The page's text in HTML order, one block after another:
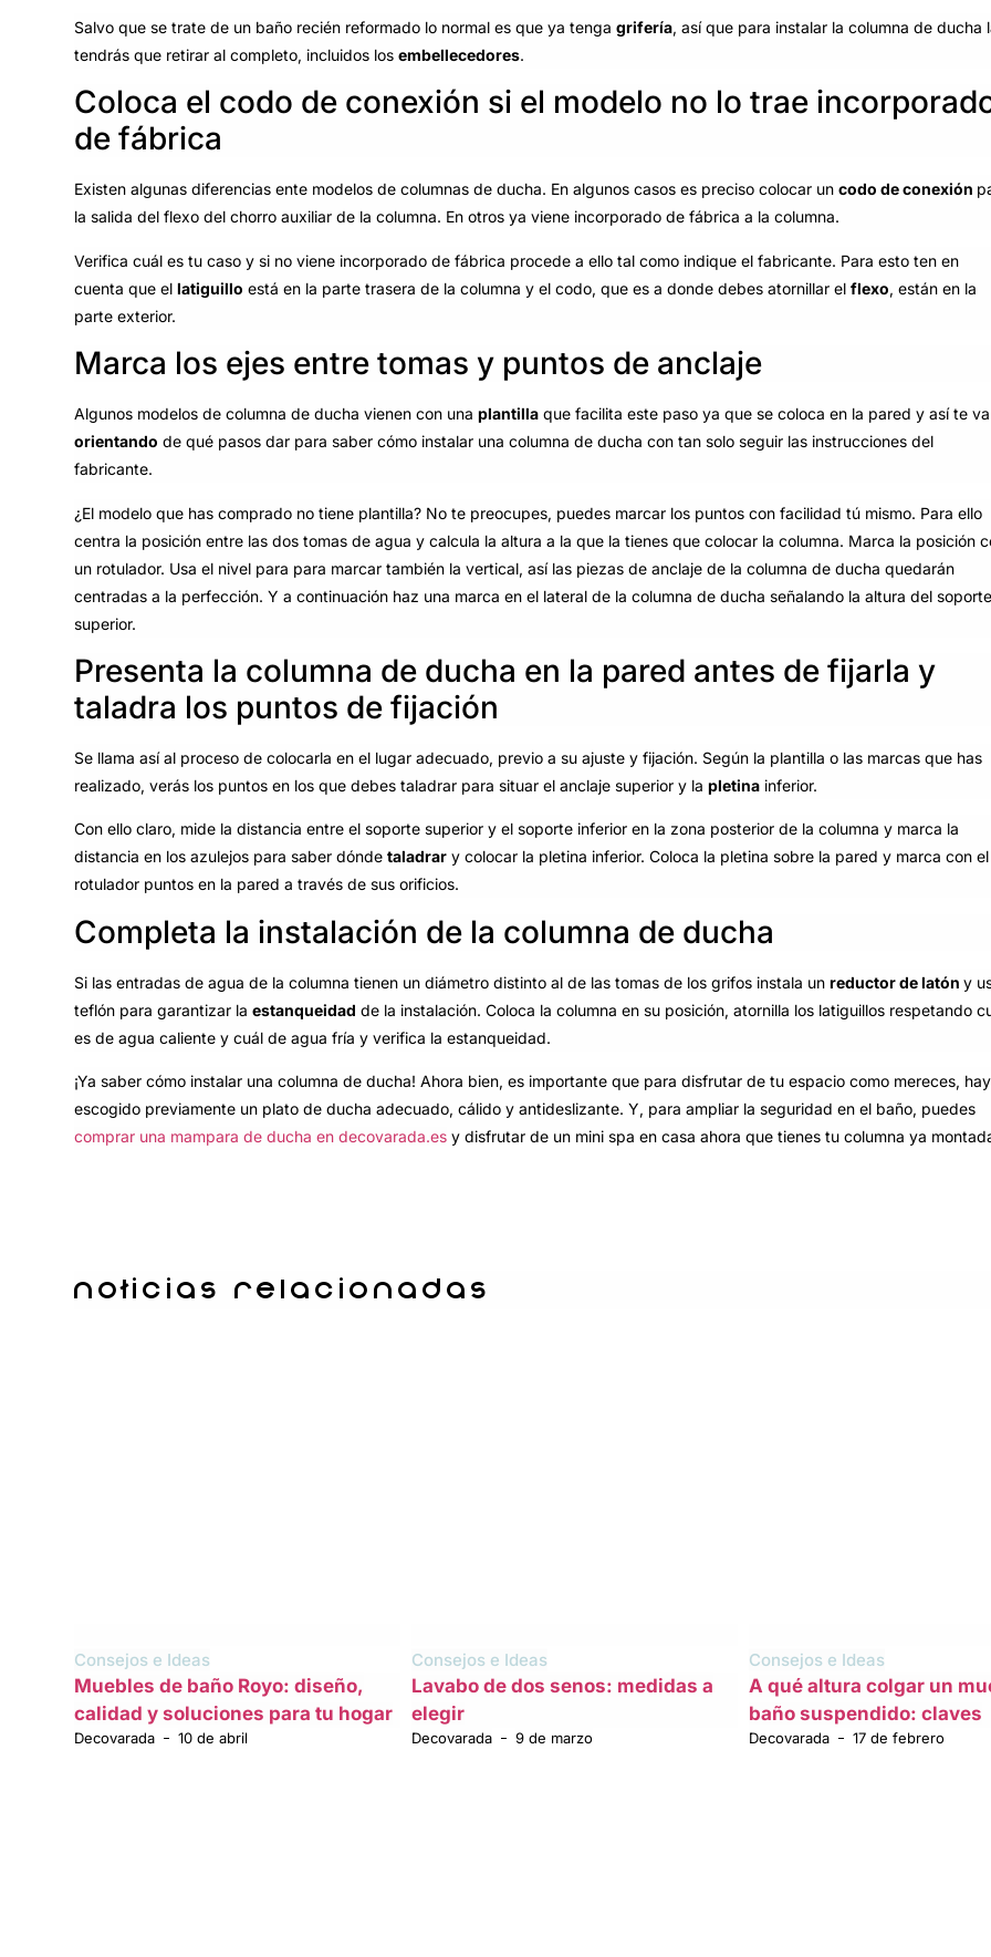
Salvo que se trate de un baño recién reformado lo normal es que ya tengagrifería, así que para instalar la columna de ducha
tendrás que retirar al completo, incluidos losembellecedores.
Coloca el codo de conexión si el modelo no lo trae
de fábrica
Existen algunas diferencias ente modelos de columnas de ducha. En algunos casos es preciso colocar uncodo de conexión
la salida del flexo del chorro auxiliar de la columna. En otros ya viene incorporado de fábrica a la columna.
Verifica cuál es tu caso y si no viene incorporado de fábrica procede a ello tal como indique el fabricante. Para esto ten en
cuenta que ellatiguillo está en la parte trasera de la columna y el codo, que es a donde debes atornillar elflexo, están en la
parte exterior.
Marca los ejes entre tomas y puntos de anclaje
Algunos modelos de columna de ducha vienen con unaplantilla que facilita este paso ya que se coloca en la pared y así te va
orientando de qué pasos dar para saber cómo instalar una columna de ducha con tan solo seguir las instrucciones del
fabricante.
¿El modelo que has comprado no tiene plantilla? No te preocupes, puedes marcar los puntos con facilidad tú mismo. Para ello
centra la posición entre las dos tomas de agua y calcula la altura a la que la tienes que colocar la columna. Marca la posición
un rotulador. Usa el nivel para para marcar también la vertical, así las piezas de anclaje de la columna de ducha quedarán
centradas a la perfección. Y a continuación haz una marca en el lateral de la columna de ducha señalando la altura del soporte
superior.
Presenta la columna de ducha en la pared antes de fijarla y
taladra los puntos de fijación
Se llama así al proceso de colocarla en el lugar adecuado, previo a su ajuste y fijación. Según la plantilla o las marcas que has
realizado, verás los puntos en los que debes taladrar para situar el anclaje superior y lapletina inferior.
Con ello claro, mide la distancia entre el soporte superior y el soporte inferior en la zona posterior de la columna y marca la
distancia en los azulejos para saber dóndetaladrar y colocar la pletina inferior. Coloca la pletina sobre la pared y marca con el
rotulador puntos en la pared a través de sus orificios.
Completa la instalación de la columna de ducha
Si las entradas de agua de la columna tienen un diámetro distinto al de las tomas de los grifos instala unreductor de latóny
teflón para garantizar laestanqueidad de la instalación. Coloca la columna en su posición, atornilla los latiguillos respetando
es de agua caliente y cuál de agua fría y verifica la estanqueidad.
¡Ya saber cómo instalar una columna de ducha! Ahora bien, es importante que para disfrutar de tu espacio como mereces,
escogido previamente un plato de ducha adecuado, cálido y antideslizante. Y, para ampliar la seguridad en el baño, puedes
comprar una mampara de ducha en decovarada.es y disfrutar de un mini spa en casa ahora que tienes tu columna ya
Noticias relacionadas
Consejos e Ideas
Muebles de baño Royo: diseño,
calidad y soluciones para tu hogar
Decovarada 10 de abril
Consejos e Ideas
Lavabo de dos senos: medidas a
elegir
Decovarada 9 de marzo
Consejos e Ideas
A qué altura colgar un
baño suspendido: claves
Decovarada 17 de febrero